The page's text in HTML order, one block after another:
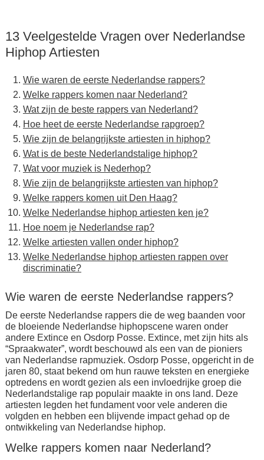
13 Veelgestelde Vragen over Nederlandse
Hiphop Artiesten
Wie waren de eerste Nederlandse rappers?
Welke rappers komen naar Nederland?
Wat zijn de beste rappers van Nederland?
Hoe heet de eerste Nederlandse rapgroep?
Wie zijn de belangrijkste artiesten in hiphop?
Wat is de beste Nederlandstalige hiphop?
Wat voor muziek is Nederhop?
Wie zijn de belangrijkste artiesten van hiphop?
Welke rappers komen uit Den Haag?
Welke Nederlandse hiphop artiesten ken je?
Hoe noem je Nederlandse rap?
Welke artiesten vallen onder hiphop?
Welke Nederlandse hiphop artiesten rappen over
discriminatie?
Wie waren de eerste Nederlandse rappers?
De eerste Nederlandse rappers die de weg baanden voor
de bloeiende Nederlandse hiphopscene waren onder
andere Extince en Osdorp Posse. Extince, met zijn hits als
“Spraakwater”, wordt beschouwd als een van de pioniers
van Nederlandse rapmuziek. Osdorp Posse, opgericht in de
jaren 80, staat bekend om hun rauwe teksten en energieke
optredens en wordt gezien als een invloedrijke groep die
Nederlandstalige rap populair maakte in ons land. Deze
artiesten legden het fundament voor vele anderen die
volgden en hebben een blijvende impact gehad op de
ontwikkeling van Nederlandse hiphop.
Welke rappers komen naar Nederland?